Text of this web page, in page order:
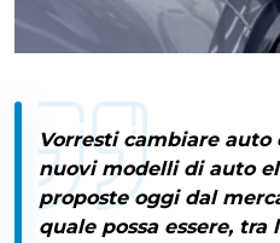
Vorresti cambiare auto
nuovi modelli di auto
proposte oggi dal
quale possa essere,